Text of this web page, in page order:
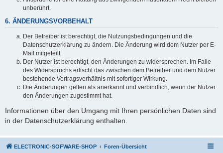
unberührt.
6. ÄNDERUNGSVORBEHALT
Der Betreiber ist berechtigt, die Nutzungsbedingungen und die
Datenschutzerklärung zu ändern. Die Änderung wird dem Nutzer per E-
Mail mitgeteilt.
Der Nutzer ist berechtigt, den Änderungen zu widersprechen. Im Falle
des Widerspruchs erlischt das zwischen dem Betreiber und dem Nutzer
bestehende Vertragsverhältnis mit sofortiger Wirkung.
Die Änderungen gelten als anerkannt und verbindlich, wenn der Nutzer
den Änderungen zugestimmt hat.
Informationen über den Umgang mit Ihren persönlichen Daten sind
in der Datenschutzerklärung enthalten.
ELECTRONIC-SOFWARE-SHOP Foren-Übersicht